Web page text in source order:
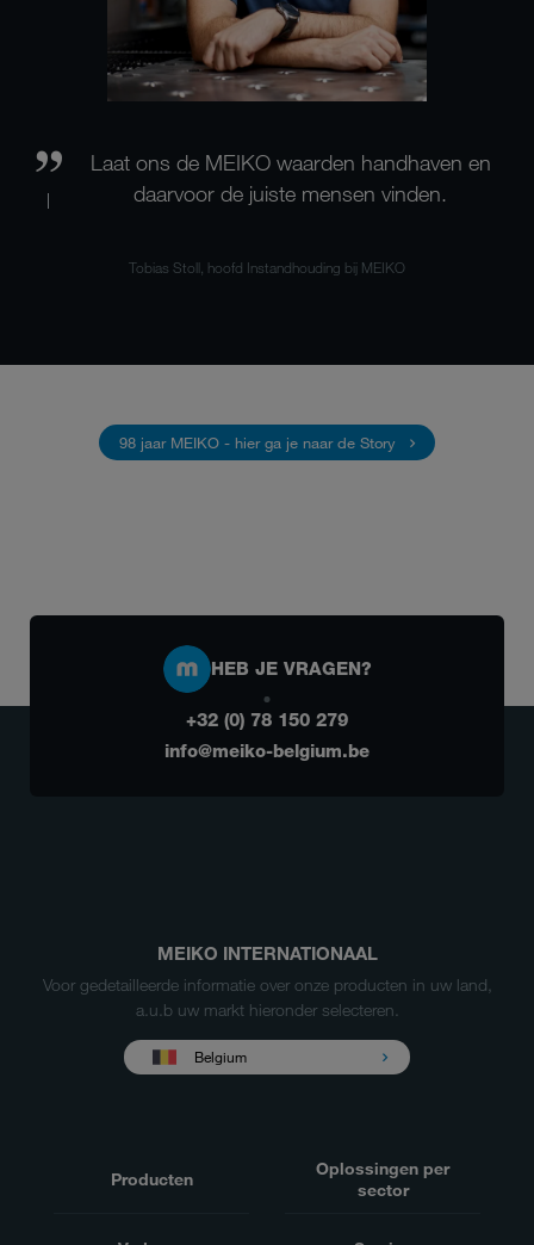
Laat ons de MEIKO waarden handhaven en
daarvoor de juiste mensen vinden.
Tobias Stoll, hoofd Instandhouding bij MEIKO
98 jaar MEIKO - hier ga je naar de Story
HEB JE VRAGEN?
+32 (0) 78 150 279
info@meiko-belgium.be
MEIKO INTERNATIONAAL
Voor gedetailleerde informatie over onze producten in uw land,
a.u.b uw markt hieronder selecteren.
Belgium
Producten
Oplossingen per
sector